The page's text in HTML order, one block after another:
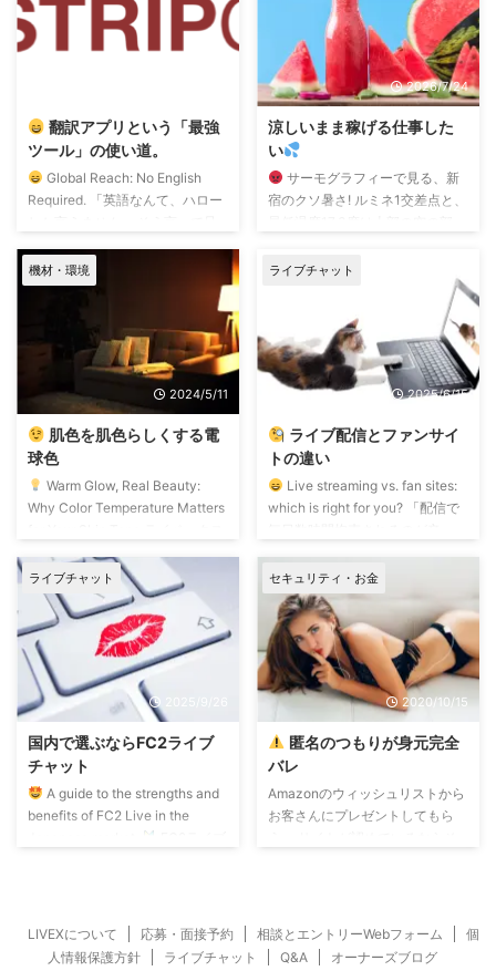
翻訳アプリという「最強
ツール」の使い道。
Global Reach: No English
Required. 「英語なんて、ハロー
い。 LIVEXが推奨するストリップ
チャットでの配信スタイルは、
あなたがマイクに向かって日本語
でしゃべるだけ。 画面には、リ
アルタイムで英語や中国語の字幕
が流れます。 そう、今のライブ
配信は「勉強」する場所ではな
を使いこなす場所 なんです。
なぜ、英語と中国語なのか？ 海
外配信において、 ...
2026/7/24
涼しいまま稼げる仕事した
い
サーモグラフィーで見る、新
宿のクソ暑さ! ルミネ1交差点と、
から地下に向かうエスカレータを
撮影。 人間の表面温度で36度超
えは暑すぎ 時間帯は18時前です
から退勤帰宅ですかね。 この暑
さでもみんな真面目に通勤通学し
ているのか? 自分は、できるだけ
労働時間と外出時間を減らして、
ら、 尊敬するなんていうレベル
はとおり越して、心配しかない。
そんな猛暑のなかを歩く若い女性
をみると、 「そんなに大変 ...
機材・環境
2024/5/11
肌色を肌色らしくする電
球色
Warm Glow, Real Beauty:
Why Color Temperature Matters
ングはほとんど使いません。 ち
ょっとオレンジ・赤味がかった電
球色のライティングが定番です。
昼白色や昼光色よりも、電球色の
ほうが自然な肌色になるから。
昼白色や昼光色のライティングは
シアン系の青白さが出るので、血
てます。 ということで、電球色
ライティング大好き! ライブチ ...
ライブチャット
2025/6/15
ライブ配信とファンサイ
トの違い
Live streaming vs. fan sites:
which is right for you? 「配信で
かり稼ぎたい」 そんなことを考
えているあなたへ。 ライブチャ
ット、いわゆるライブ配信 と、
動画や写真を販売するファンサイ
ト ライブ配信とファンサイトの
最大の違いは市場規模でしょう。
ライブ配信の市場も拡大してます
は遠く及ばない。 圧倒的にファ
ンサイト市場が大きい。 差が縮
まらない理由 ...
ライブチャット
国内で選ぶならFC2ライブ
チャット
A guide to the strengths and
benefits of FC2 Live in the
心者の方に向けて、判断しやすい
ポイントをまとめています。
セキュリティ・お金
2020/10/15
匿名のつもりが身元完全
バレ
Amazonのウィッシュリストから
お客さんにプレゼントしてもら
で受け取れる… そう思っているチ
ャットレディが多いのですが… あ
LIVEXについて 応募・面接予約 相談とエントリーWebフォーム
個
人情報保護方針
ライブチャット Q&A オーナーズブログ